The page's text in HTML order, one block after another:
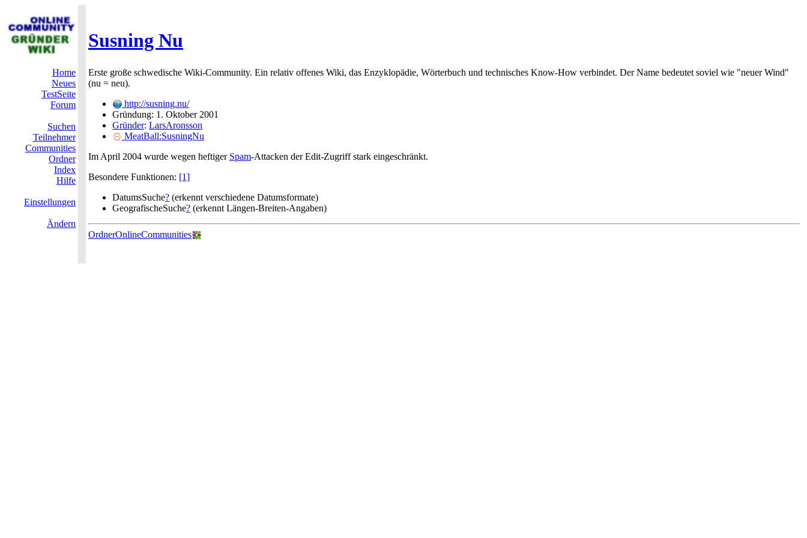
Susning Nu
Home
Neues
TestSeite
Forum
Suchen
Teilnehmer
Communities
Ordner
Index
Hilfe
Einstellungen
Ändern
Erste große schwedische Wiki-Community. Ein relativ offenes Wiki, das Enzyklopädie, Wörterbuch und technisches Know-How verbindet. Der Name bedeutet soviel wie "neuer Wind"
(nu = neu).
http://susning.nu/
Gründung: 1. Oktober 2001
Gründer: LarsAronsson
MeatBall:SusningNu
Im April 2004 wurde wegen heftiger Spam-Attacken der Edit-Zugriff stark eingeschränkt.
Besondere Funktionen: [1]
DatumsSuche? (erkennt verschiedene Datumsformate)
GeografischeSuche? (erkennt Längen-Breiten-Angaben)
OrdnerOnlineCommunities